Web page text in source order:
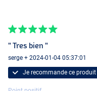
" Tres bien "
serge + 2024-01-04 05:37:01
Je recommande ce produit